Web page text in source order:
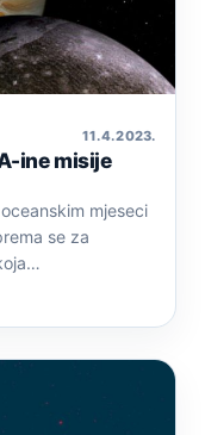
11. 4. 2023.
ine misije
mjeseci
se za